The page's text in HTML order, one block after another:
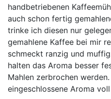
handbetriebenen
auch schon fertig
trinke ich diesen nur
gemahlene Kaffee bei mir
schmeckt ranzig und
halten das Aroma besser
Mahlen zerbrochen
eingeschlossene Aroma